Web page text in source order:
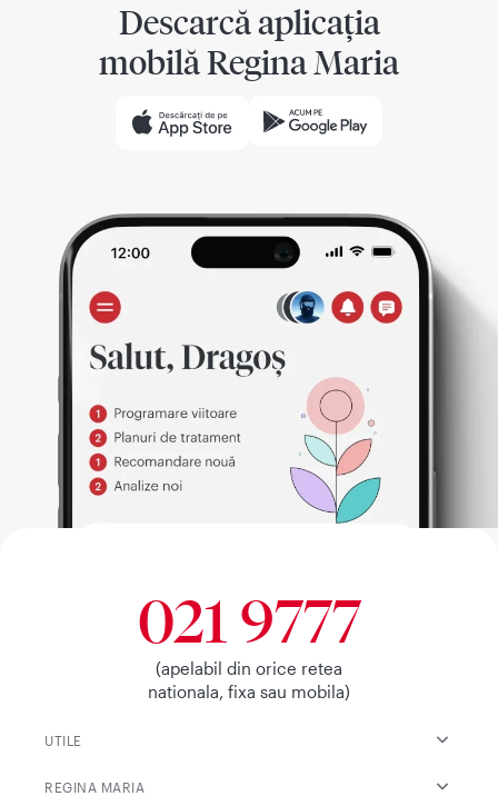
Descarcă aplicația
mobilă Regina Maria
021 9777
(apelabil din orice retea
nationala, fixa sau mobila)
UTILE
REGINA MARIA